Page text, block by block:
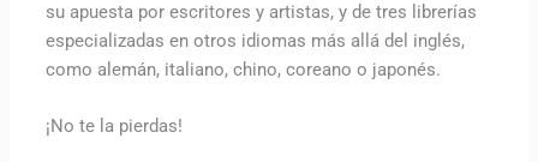
su apuesta por escritores y artistas, y de tres librerías
especializadas en otros idiomas más allá del inglés,
como alemán, italiano, chino, coreano o japonés.
¡No te la pierdas!